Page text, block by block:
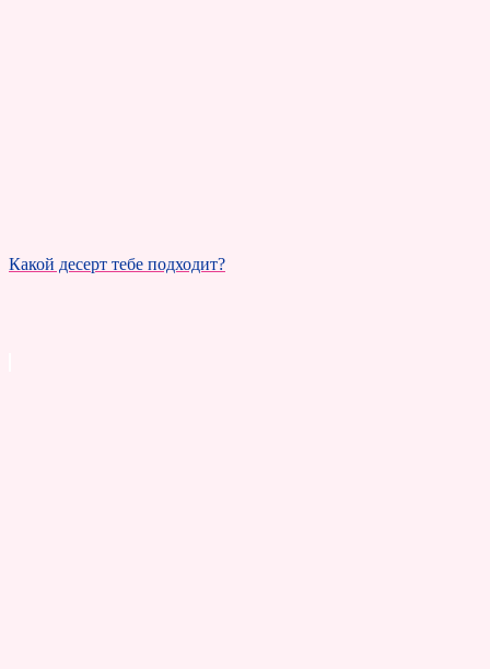
Какой десерт тебе подходит?